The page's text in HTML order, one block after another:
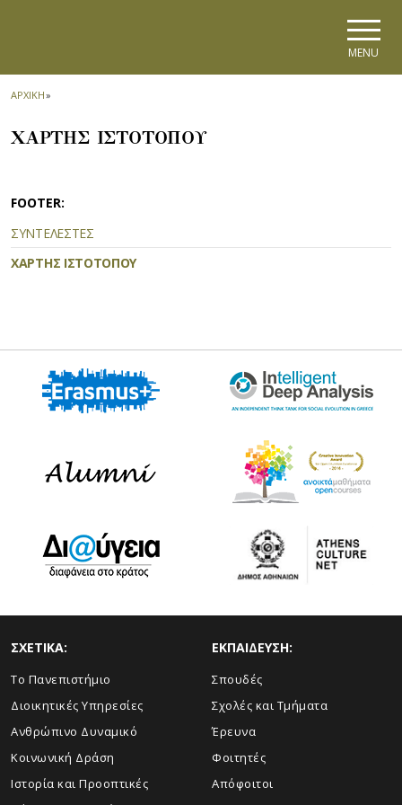
MENU
ΑΡΧΙΚΗ»
ΧΑΡΤΗΣ ΙΣΤΟΤΟΠΟΥ
FOOTER:
ΣΥΝΤΕΛΕΣΤΕΣ
ΧΑΡΤΗΣ ΙΣΤΟΤΟΠΟΥ
ΣΧΕΤΙΚΑ:
Το Πανεπιστήμιο
Διοικητικές Υπηρεσίες
Ανθρώπινο Δυναμικό
Κοινωνική Δράση
Ιστορία και Προοπτικές
ΕΚΠΑΙΔΕΥΣΗ:
Σπουδές
Σχολές και Τμήματα
Έρευνα
Φοιτητές
Απόφοιτοι